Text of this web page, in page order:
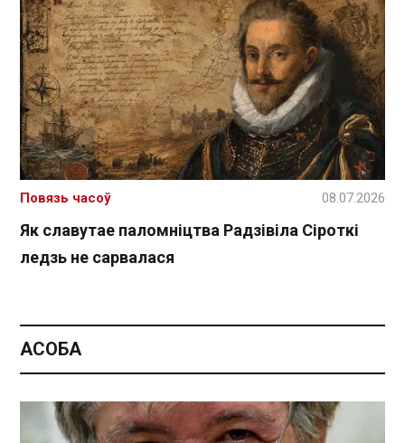
Як славутае паломніцтва Радзівіла Сіроткі
ледзь не сарвалася
Повязь часоў 08.07.2026
АСОБА